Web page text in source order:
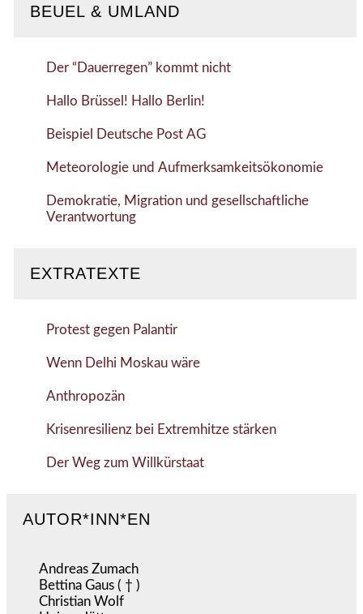
BEUEL & UMLAND
Der “Dauerregen” kommt nicht
Hallo Brüssel! Hallo Berlin!
Beispiel Deutsche Post AG
Meteorologie und Aufmerksamkeitsökonomie
Demokratie, Migration und gesellschaftliche
Verantwortung
EXTRATEXTE
Protest gegen Palantir
Wenn Delhi Moskau wäre
Anthropozän
Krisenresilienz bei Extremhitze stärken
Der Weg zum Willkürstaat
AUTOR*INN*EN
Andreas Zumach
Bettina Gaus ( † )
Christian Wolf